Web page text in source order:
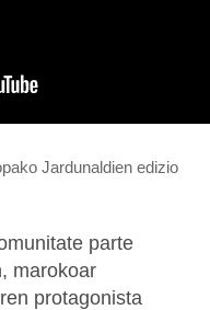
Jardunaldien edizio
parte
marokoar
protagonista